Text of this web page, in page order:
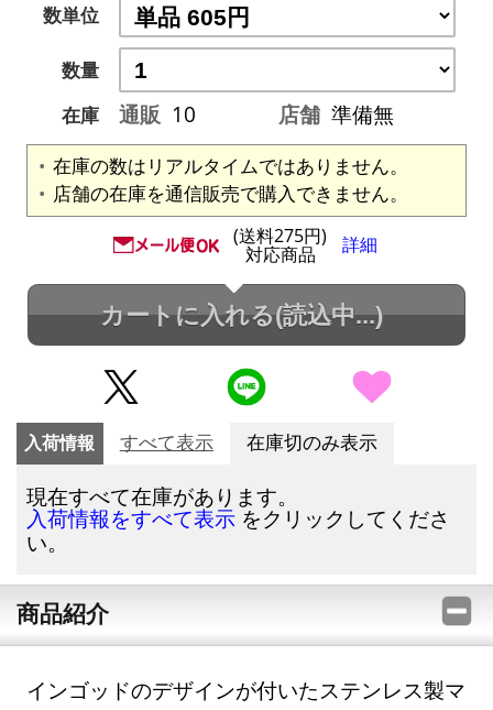
数単位
数量
在庫
通販 10 店舗 準備無
在庫の数はリアルタイムではありません。
店舗の在庫を通信販売で購入できません。
(送料275円)
対応商品 詳細
カートに入れる(読込中...)
入荷情報 すべて表示 在庫切のみ表示
現在すべて在庫があります。
入荷情報をすべて表示 をクリックしてくださ
い。
商品紹介
インゴッドのデザインが付いたステンレス製マ